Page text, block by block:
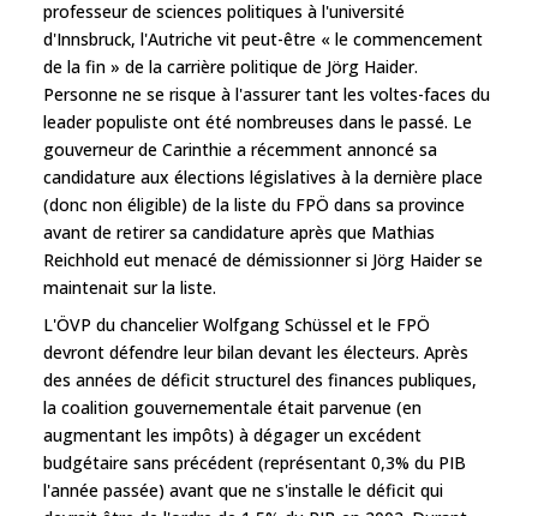
professeur de sciences politiques à l'université
d'Innsbruck, l'Autriche vit peut-être « le commencement
de la fin » de la carrière politique de Jörg Haider.
Personne ne se risque à l'assurer tant les voltes-faces du
leader populiste ont été nombreuses dans le passé. Le
gouverneur de Carinthie a récemment annoncé sa
candidature aux élections législatives à la dernière place
(donc non éligible) de la liste du FPÖ dans sa province
avant de retirer sa candidature après que Mathias
Reichhold eut menacé de démissionner si Jörg Haider se
maintenait sur la liste.
L'ÖVP du chancelier Wolfgang Schüssel et le FPÖ
devront défendre leur bilan devant les électeurs. Après
des années de déficit structurel des finances publiques,
la coalition gouvernementale était parvenue (en
augmentant les impôts) à dégager un excédent
budgétaire sans précédent (représentant 0,3% du PIB
l'année passée) avant que ne s'installe le déficit qui